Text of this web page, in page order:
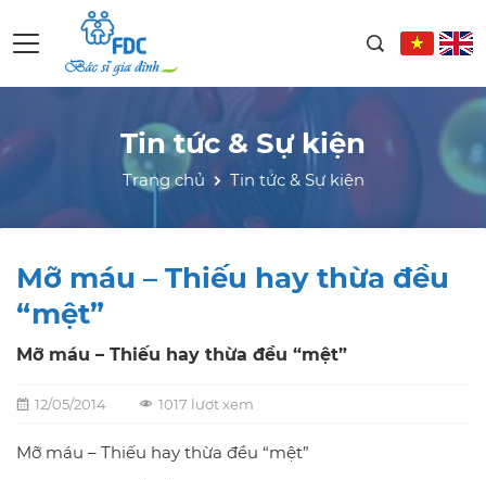
Tin tức & Sự kiện
Trang chủ Tin tức & Sự kiện
Mỡ máu – Thiếu hay thừa đều
“mệt”
Mỡ máu – Thiếu hay thừa đều “mệt”
12/05/2014 1017 lượt xem
Mỡ máu – Thiếu hay thừa đều “mệt”